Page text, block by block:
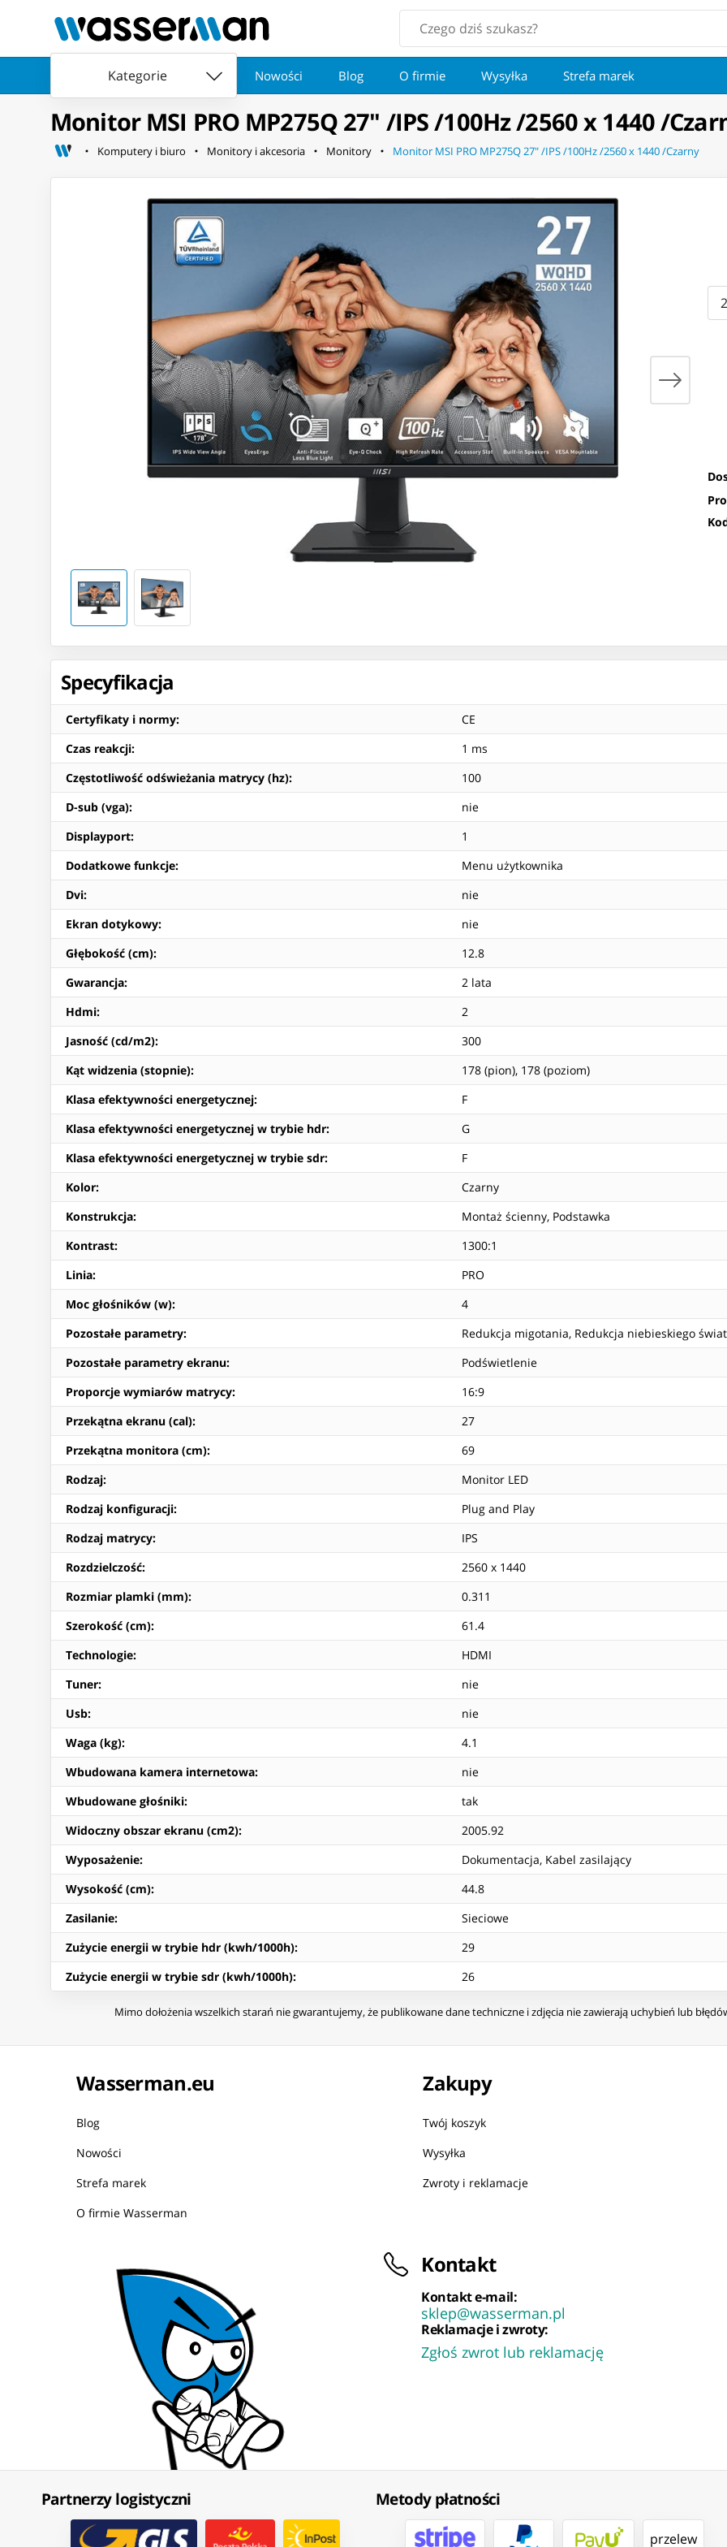
Kategorie Nowości Blog O firmie Wysyłka Strefa marek
Monitor MSI PRO MP275Q 27" /IPS /100Hz /2560 x 1440 /
Komputery i biuro Monitory i akcesoria Monitory Monitor MSI PRO MP275Q 27" /IPS /100Hz /2560 x 1440 /Czarny
Specyfikacja
Certyfikaty i normy:
CE
Czas reakcji:
1 ms
Częstotliwość odświeżania matrycy (hz):
100
D-sub (vga):
nie
Displayport:
1
Dodatkowe funkcje:
Menu użytkownika
Dvi:
nie
Ekran dotykowy:
nie
Głębokość (cm):
12.8
Gwarancja:
2 lata
Hdmi:
2
Jasność (cd/m2):
300
Kąt widzenia (stopnie):
178 (pion), 178 (poziom)
Klasa efektywności energetycznej:
F
Klasa efektywności energetycznej w trybie hdr:
G
Klasa efektywności energetycznej w trybie sdr:
F
Kolor:
Czarny
Konstrukcja:
Montaż ścienny, Podstawka
Kontrast:
1300:1
Linia:
PRO
Moc głośników (w):
4
Pozostałe parametry:
Redukcja migotania, Redukcja niebieskiego
Pozostałe parametry ekranu:
Podświetlenie
Proporcje wymiarów matrycy:
16:9
Przekątna ekranu (cal):
27
Przekątna monitora (cm):
69
Rodzaj:
Monitor LED
Rodzaj konfiguracji:
Plug and Play
Rodzaj matrycy:
IPS
Rozdzielczość:
2560 x 1440
Rozmiar plamki (mm):
0.311
Szerokość (cm):
61.4
Technologie:
HDMI
Tuner:
nie
Usb:
nie
Waga (kg):
4.1
Wbudowana kamera internetowa:
nie
Wbudowane głośniki:
tak
Widoczny obszar ekranu (cm2):
2005.92
Wyposażenie:
Dokumentacja, Kabel zasilający
Wysokość (cm):
44.8
Zasilanie:
Sieciowe
Zużycie energii w trybie hdr (kwh/1000h):
29
Zużycie energii w trybie sdr (kwh/1000h): 26
Mimo dołożenia wszelkich starań nie gwarantujemy, że publikowane dane techniczne i zdjęcia nie zawierają uchybień lub
Wasserman.eu
Blog
Nowości
Strefa marek
O firmie Wasserman
Zakupy
Twój koszyk
Wysyłka
Zwroty i reklamacje
Kontakt
Kontakt e-mail:
sklep@wasserman.pl
Reklamacje i zwroty:
Zgłoś zwrot lub reklamację
Partnerzy logistyczni Metody płatności
przelew